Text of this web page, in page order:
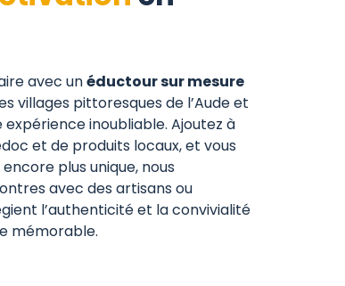
avec unéductour sur mesure
villages pittoresques de l’Aude et
inoubliable. Ajoutez à
et de produits locaux, et vous
plus unique, nous
avec des artisans ou
l’authenticité et la convivialité
mémorable.